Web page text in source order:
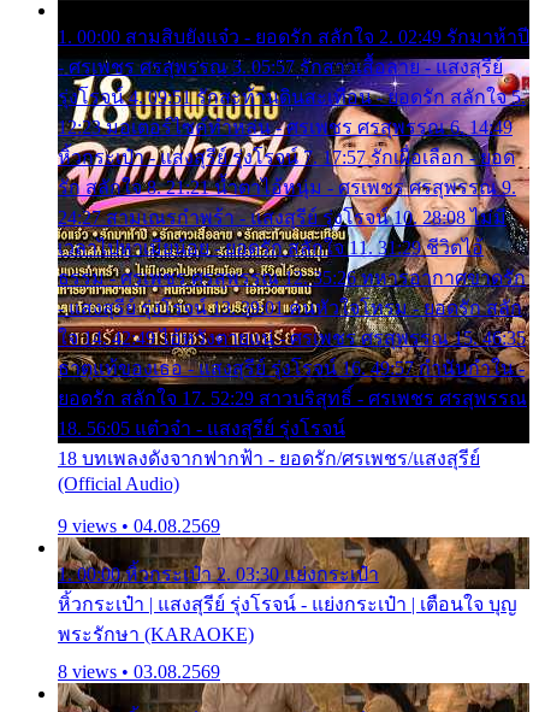
1. 00:00 สามสิบยังแจ๋ว - ยอดรัก สลักใจ 2. 02:49 รักมาห้าปี
- ศรเพชร ศรสุพรรณ 3. 05:57 รักสาวเสื้อลาย - แสงสุรีย์
รุ่งโรจน์ 4. 09:51 รักสะท้านดินสะเทือน - ยอดรัก สลักใจ 5.
12:23 มอเตอร์ไซค์ทำหล่น - ศรเพชร ศรสุพรรณ 6. 14:49
หิ้วกระเป๋า - แสงสุรีย์ รุ่งโรจน์ 7. 17:57 รักเผื่อเลือก - ยอด
รัก สลักใจ 8. 21:21 น้ำตาไอ้หนุ่ม - ศรเพชร ศรสุพรรณ 9.
24:27 สามเณรกำพร้า - แสงสุรีย์ รุ่งโรจน์ 10. 28:08 ไม่มี
เวลาไปหาเมียน้อย - ยอดรัก สลักใจ 11. 31:29 ชีวิตไอ้
ธรรม - ศรเพชร ศรสุพรรณ 12. 35:26 ทหารอากาศขาดรัก
- แสงสุรีย์ รุ่งโรจน์ 13. 39:01 คนหัวใจโทรม - ยอดรัก สลัก
ใจ 14. 42:49 ไอ้หวังตายแน่ - ศรเพชร ศรสุพรรณ 15. 46:35
ธาตุแท้ของเธอ - แสงสุรีย์ รุ่งโรจน์ 16. 49:57 กำนันกำใน -
ยอดรัก สลักใจ 17. 52:29 สาวบริสุทธิ์ - ศรเพชร ศรสุพรรณ
18. 56:05 แต๋วจ๋า - แสงสุรีย์ รุ่งโรจน์
18 บทเพลงดังจากฟากฟ้า - ยอดรัก/ศรเพชร/แสงสุรีย์
(Official Audio)
9 views • 04.08.2569
1. 00:00 หิ้วกระเป๋า 2. 03:30 แย่งกระเป๋า
หิ้วกระเป๋า | แสงสุรีย์ รุ่งโรจน์ - แย่งกระเป๋า | เตือนใจ บุญ
พระรักษา (KARAOKE)
8 views • 03.08.2569